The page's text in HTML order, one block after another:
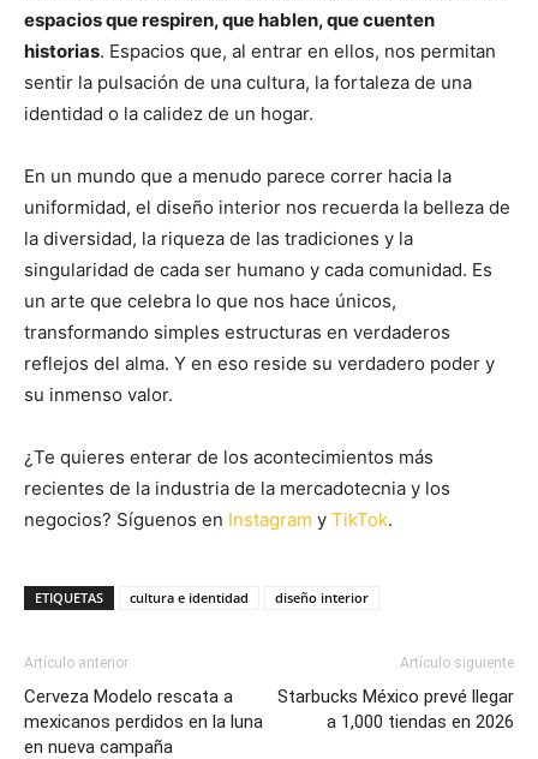
espacios que respiren, que hablen, que cuenten
historias. Espacios que, al entrar en ellos, nos permitan
sentir la pulsación de una cultura, la fortaleza de una
identidad o la calidez de un hogar.
En un mundo que a menudo parece correr hacia la
uniformidad, el diseño interior nos recuerda la belleza de
la diversidad, la riqueza de las tradiciones y la
singularidad de cada ser humano y cada comunidad. Es
un arte que celebra lo que nos hace únicos,
transformando simples estructuras en verdaderos
reflejos del alma. Y en eso reside su verdadero poder y
su inmenso valor.
¿Te quieres enterar de los acontecimientos más
recientes de la industria de la mercadotecnia y los
negocios? Síguenos en Instagram y TikTok.
ETIQUETAS cultura e identidad diseño interior
Artículo anterior
Cerveza Modelo rescata a
mexicanos perdidos en la luna
en nueva campaña
Artículo siguiente
Starbucks México prevé llegar
a 1,000 tiendas en 2026